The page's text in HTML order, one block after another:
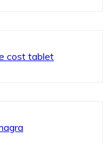
cost tablet